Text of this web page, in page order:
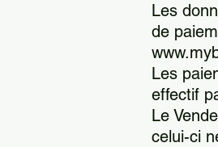
Les
de
Les
effectif
Le
celui-ci